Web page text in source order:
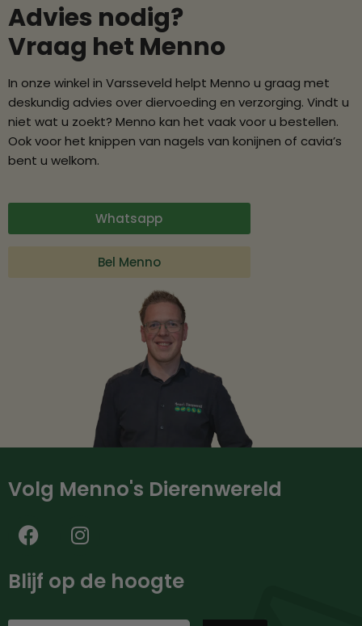
Advies nodig?
Vraag het Menno
In onze winkel in Varsseveld helpt Menno u graag met
deskundig advies over diervoeding en verzorging. Vindt u
niet wat u zoekt? Menno kan het vaak voor u bestellen.
Ook voor het knippen van nagels van konijnen of cavia’s
bent u welkom.
Whatsapp
Bel Menno
Volg Menno's Dierenwereld
Blijf op de hoogte